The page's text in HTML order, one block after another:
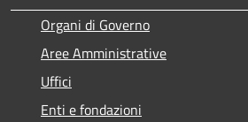
Organi di Governo
Aree Amministrative
Uffici
Enti e fondazioni